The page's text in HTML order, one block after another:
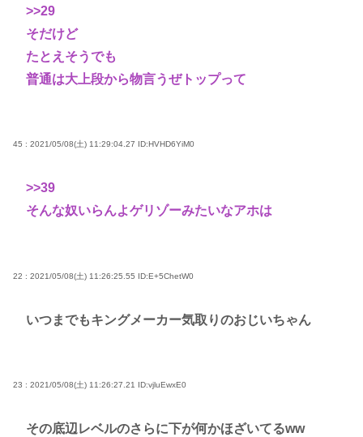
>>29
そだけど
たとえそうでも
普通は大上段から物言うぜトップって
45 : 2021/05/08(土) 11:29:04.27 ID:HVHD6YiM0
>>39
そんな奴いらんよゲリゾーみたいなアホは
22 : 2021/05/08(土) 11:26:25.55 ID:E+5ChetW0
いつまでもキングメーカー気取りのおじいちゃん
23 : 2021/05/08(土) 11:26:27.21 ID:vjluEwxE0
その底辺レベルのさらに下が何かほざいてるww